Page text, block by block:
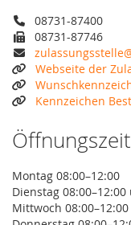
08731-87400
08731-87746
Webseite der
Kennzeichen
Montag 08:00–12:00
Dienstag
Mittwoch 08:00–12:00